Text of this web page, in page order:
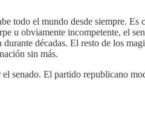
todo el mundo desde siempre.
u obviamente incompetente, el
décadas. El resto de los
sin más.
senado. El partido republicano